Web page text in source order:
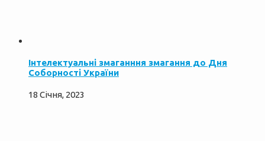
Інтелектуальні змаганння змагання до Дня
Соборності України
18 Січня, 2023